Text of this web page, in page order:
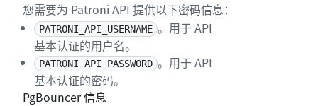
您需要为 Patroni API 提供以下密码信息：
PATRONI_API_USERNAME 。用于 API
基本认证的用户名。
PATRONI_API_PASSWORD 。用于 API
基本认证的密码。
PgBouncer 信息